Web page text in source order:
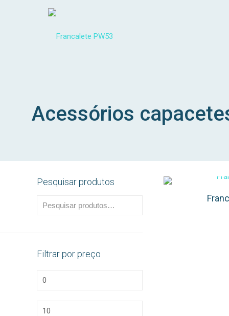
Acessórios
Pesquisar produtos
Filtrar por preço
Preço
Preço